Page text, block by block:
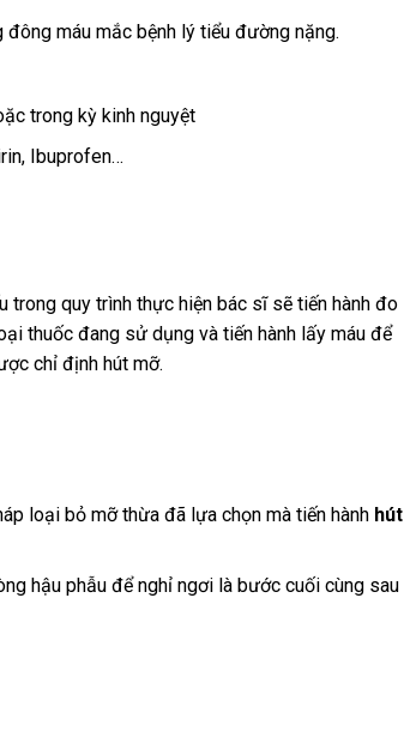
máu mắc bệnh lý tiểu đường nặng.
trong kỳ kinh nguyệt
Ibuprofen…
quy trình thực hiện bác sĩ sẽ tiến hành đo
thuốc đang sử dụng và tiến hành lấy máu để
chỉ định hút mỡ.
loại bỏ mỡ thừa đã lựa chọn mà tiến hành hút
hậu phẫu để nghỉ ngơi là bước cuối cùng sau